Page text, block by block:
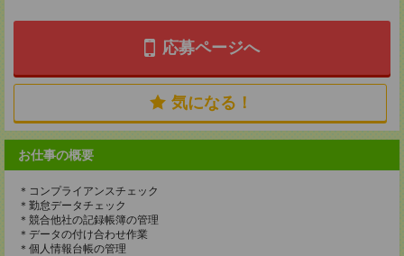
応募ページへ
気になる！
お仕事の概要
＊コンプライアンスチェック
＊勤怠データチェック
＊競合他社の記録帳簿の管理
＊データの付け合わせ作業
＊個人情報台帳の管理